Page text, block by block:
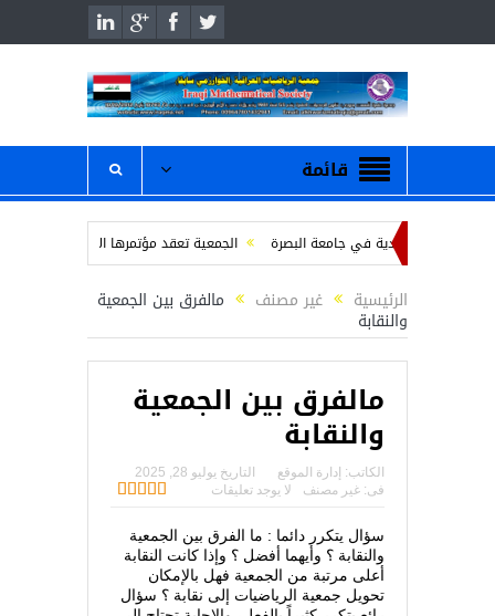
قائمة
الاقتصادية في جامعة البصرة
الجمعية تعقد مؤتمرها الانتخابي للهيئة الادارية
الرئيسية غير مصنف مالفرق بين الجمعية
والنقابة
مالفرق بين الجمعية
والنقابة
الكاتب: إدارة الموقع التاريخ يوليو 28, 2025
فى: غير مصنف لا يوجد تعليقات
سؤال يتكرر دائما : ما الفرق بين الجمعية
والنقابة ؟ وأيهما أفضل ؟ وإذا كانت النقابة
أعلى مرتبة من الجمعية فهل بالإمكان
تحويل جمعية الرياضيات إلى نقابة ؟ سؤال